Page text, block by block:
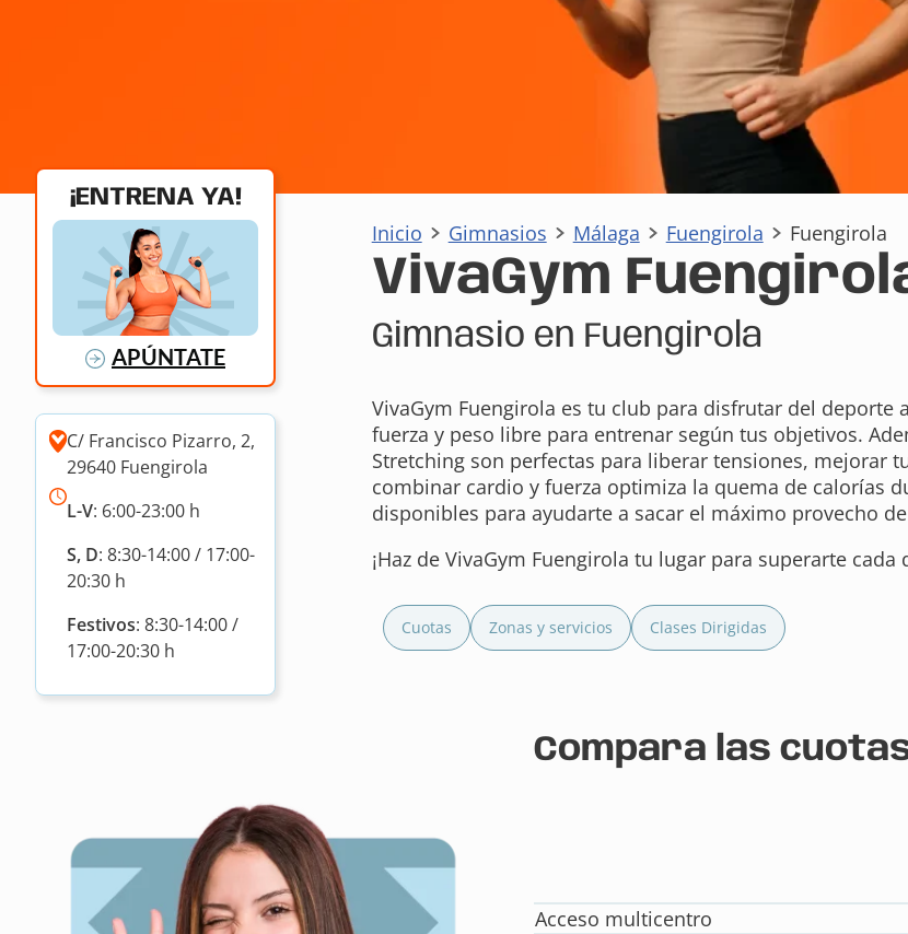
¡ENTRENA YA!
APÚNTATE
C/ Francisco Pizarro, 2,
29640 Fuengirola
L-V: 6:00-23:00 h
S, D: 8:30-14:00 / 17:00-
20:30 h
Festivos: 8:30-14:00 /
17:00-20:30 h
Inicio Gimnasios Málaga Fuengirola Fuengirola
VivaGym
Gimnasio en Fuengirola
VivaGym Fuengirola es tu club para disfrutar del
fuerza y peso libre para entrenar según tus objetivos.
Stretching son perfectas para liberar tensiones, mejorar
combinar cardio y fuerza optimiza la quema de calorías
disponibles para ayudarte a sacar el máximo provecho
¡Haz de VivaGym Fuengirola tu lugar para superarte cada
Cuotas Zonas y servicios Clases Dirigidas
Compara las
Acceso multicentro